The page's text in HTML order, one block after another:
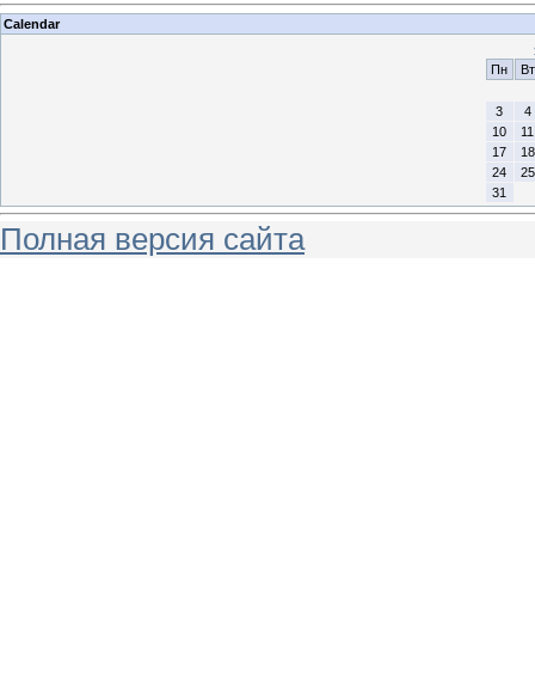
Calendar
Пн
Вт
3
4
10
11
17
18
24
25
31
Полная версия сайта